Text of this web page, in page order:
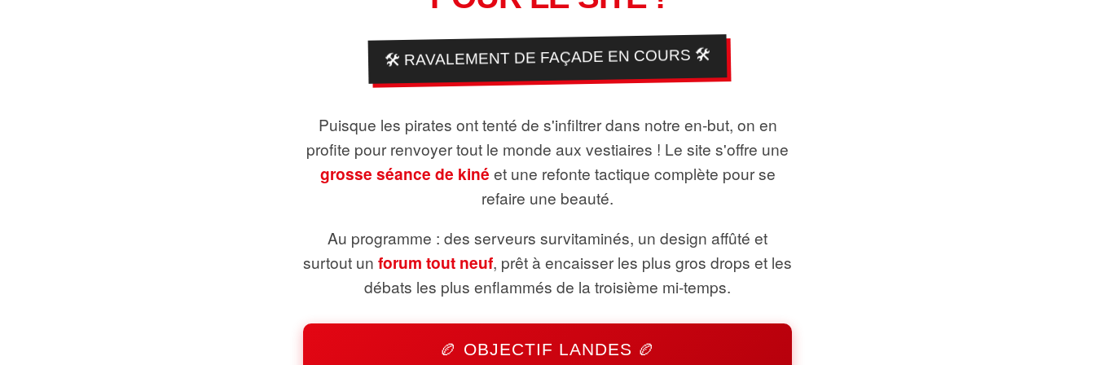
🛠️ RAVALEMENT DE FAÇADE EN COURS 🛠️
Puisque les pirates ont tenté de s'infiltrer dans notre en-but, on en
profite pour renvoyer tout le monde aux vestiaires ! Le site s'offre une
grosse séance de kiné et une refonte tactique complète pour se
refaire une beauté.
Au programme : des serveurs survitaminés, un design affûté et
surtout un forum tout neuf, prêt à encaisser les plus gros drops et les
débats les plus enflammés de la troisième mi-temps.
🏉 OBJECTIF LANDES 🏉